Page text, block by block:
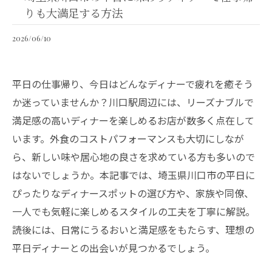
りも大満足する方法
2026/06/10
平日の仕事帰り、今日はどんなディナーで疲れを癒そう
か迷っていませんか？川口駅周辺には、リーズナブルで
満足感の高いディナーを楽しめるお店が数多く点在して
います。外食のコストパフォーマンスも大切にしなが
ら、新しい味や居心地の良さを求めている方も多いので
はないでしょうか。本記事では、埼玉県川口市の平日に
ぴったりなディナースポットの選び方や、家族や同僚、
一人でも気軽に楽しめるスタイルの工夫を丁寧に解説。
読後には、日常にうるおいと満足感をもたらす、理想の
平日ディナーとの出会いが見つかるでしょう。